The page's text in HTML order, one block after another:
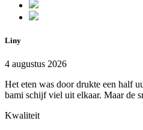
Liny
4 augustus 2026
Het eten was door drukte een half
bami schijf viel uit elkaar. Maar de
Kwaliteit